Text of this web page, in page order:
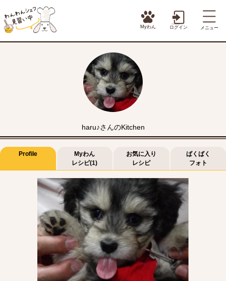
Myわん ログイン メニュー
haru♪さんのKitchen
Profile
Myわん
レシピ(1)
お気に入り
レシピ
ばくばく
フォト